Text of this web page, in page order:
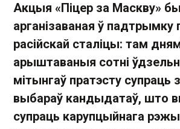
Акцыя «Піцер за Маскву»
арганізаваная ў падтрымку
расійскай сталіцы: там
арыштаваныя сотні
мітынгаў пратэсту супраць
выбараў кандыдатаў, што
супраць карупцыйнага